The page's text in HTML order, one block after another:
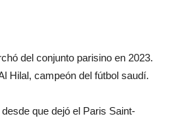
del conjunto parisino en 2023.
Hilal, campeón del fútbol saudí.
que dejó el Paris Saint-